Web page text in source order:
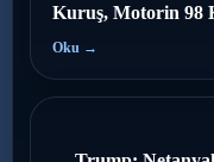
Kuruş, Motorin 98
Oku →